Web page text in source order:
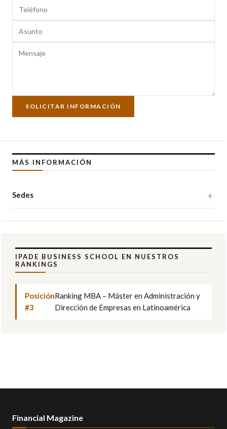
SOLICITAR INFORMACIÓN
MÁS INFORMACIÓN
Sedes
IPADE BUSINESS SCHOOL EN NUESTROS
RANKINGS
Posición
#3
Ranking MBA – Máster en Administración y
Dirección de Empresas en Latinoamérica
Financial Magazine